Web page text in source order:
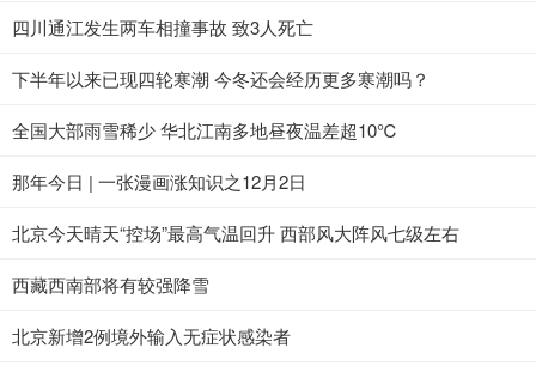
四川通江发生两车相撞事故 致3人死亡
下半年以来已现四轮寒潮 今冬还会经历更多寒潮吗？
全国大部雨雪稀少 华北江南多地昼夜温差超10℃
那年今日 | 一张漫画涨知识之12月2日
北京今天晴天“控场”最高气温回升 西部风大阵风七级左右
西藏西南部将有较强降雪
北京新增2例境外输入无症状感染者